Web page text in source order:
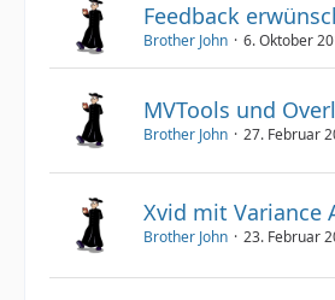
Feedback
Brother John 6. Oktober
MVTools und
Brother John 27. Februar
Xvid mit Variance
Brother John 23. Februar